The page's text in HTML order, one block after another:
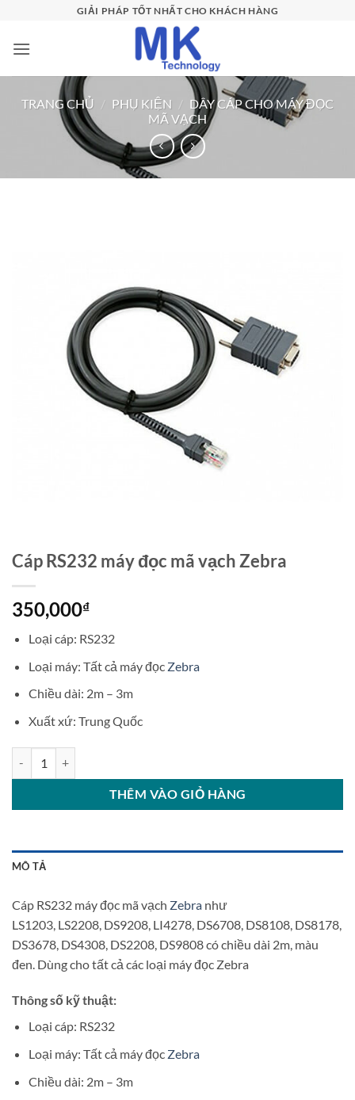
nội
GIẢI PHÁP TỐT NHẤT CHO KHÁCH HÀNG
TRANG CHỦ / PHỤ KIỆN / DÂY CÁP CHO MÁY ĐỌC
MÃ VẠCH
Cáp RS232 máy đọc mã vạch Zebra
350,000₫
Loại cáp: RS232
Loại máy: Tất cả máy đọc Zebra
Chiều dài: 2m – 3m
Xuất xứ: Trung Quốc
THÊM VÀO GIỎ HÀNG
MÔ TẢ
Cáp RS232 máy đọc mã vạch Zebra như
LS1203, LS2208, DS9208, LI4278, DS6708, DS8108, DS8178,
DS3678, DS4308, DS2208, DS9808 có chiều dài 2m, màu
đen. Dùng cho tất cả các loại máy đọc Zebra
Thông số kỹ thuật:
Loại cáp: RS232
Loại máy: Tất cả máy đọc Zebra
Chiều dài: 2m – 3m